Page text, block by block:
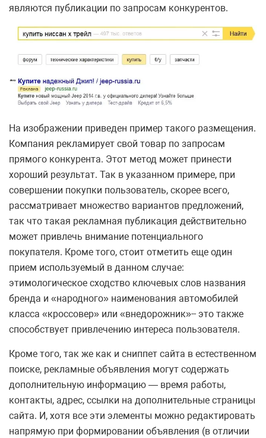
являются публикации по запросам конкурентов.
На изображении приведен пример такого размещения.
Компания рекламирует свой товар по запросам
прямого конкурента. Этот метод может принести
хороший результат. Так в указанном примере, при
совершении покупки пользователь, скорее всего,
рассматривает множество вариантов предложений,
так что такая рекламная публикация действительно
может привлечь внимание потенциального
покупателя. Кроме того, стоит отметить еще один
прием используемый в данном случае:
этимологическое сходство ключевых слов названия
бренда и «народного» наименования автомобилей
класса «кроссовер» или «внедорожник»-- это также
способствует привлечению интереса пользователя.
Кроме того, так же как и сниппет сайта в естественном
поиске, рекламные объявления могут содержать
дополнительную информацию — время работы,
контакты, адрес, ссылки на дополнительные страницы
сайта. И, хотя все эти элементы можно редактировать
напрямую при формировании объявления (в отличии